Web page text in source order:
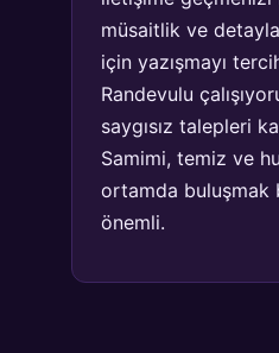
müsaitlik ve
için yazışmayı
Randevulu
saygısız talepleri
Samimi, temiz ve
ortamda buluşmak
önemli.